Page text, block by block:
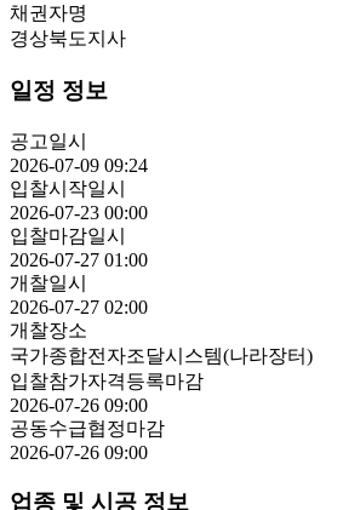
채권자명
경상북도지사
일정 정보
공고일시
2026-07-09 09:24
입찰시작일시
2026-07-23 00:00
입찰마감일시
2026-07-27 01:00
개찰일시
2026-07-27 02:00
개찰장소
국가종합전자조달시스템(나라장터)
입찰참가자격등록마감
2026-07-26 09:00
공동수급협정마감
2026-07-26 09:00
업종 및 시공 정보